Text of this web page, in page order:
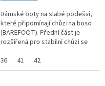
Dámské boty na slabé podešvi,
které připomínají chůzi na boso
(BAREFOOT). Přední část je
rozšířená pro stabilní chůzi se
36
41 42